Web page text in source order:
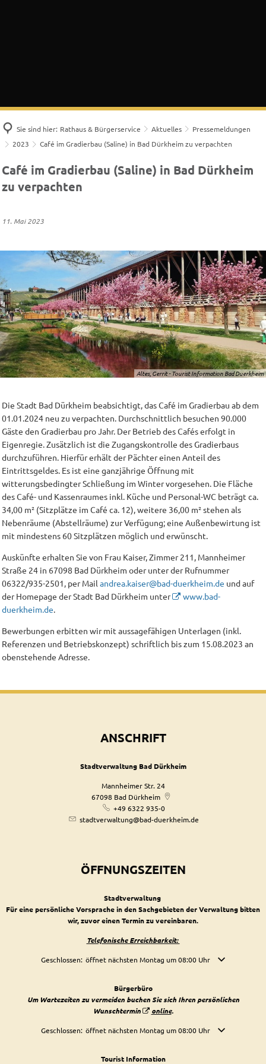
Sie sind hier: Rathaus & Bürgerservice Aktuelles
Pressemeldungen
2023
Café im Gradierbau (Saline) in Bad Dürkheim zu verpachten
Café im Gradierbau (Saline) in Bad Dürkheim
zu verpachten
11. Mai 2023
Altes, Gerrit - Tourist Information Bad Duerkheim
Die Stadt Bad Dürkheim beabsichtigt, das Café im Gradierbau ab dem
01.01.2024 neu zu verpachten. Durchschnittlich besuchen 90.000
Gäste den Gradierbau pro Jahr. Der Betrieb des Cafés erfolgt in
Eigenregie. Zusätzlich ist die Zugangskontrolle des Gradierbaus
durchzuführen. Hierfür erhält der Pächter einen Anteil des
Eintrittsgeldes. Es ist eine ganzjährige Öffnung mit
witterungsbedingter Schließung im Winter vorgesehen. Die Fläche
des Café- und Kassenraumes inkl. Küche und Personal-WC beträgt ca.
34,00 m² (Sitzplätze im Café ca. 12), weitere 36,00 m² stehen als
Nebenräume (Abstellräume) zur Verfügung; eine Außenbewirtung ist
mit mindestens 60 Sitzplätzen möglich und erwünscht.
Auskünfte erhalten Sie von Frau Kaiser, Zimmer 211, Mannheimer
Straße 24 in 67098 Bad Dürkheim oder unter der Rufnummer
06322/935-2501, per Mail andrea.kaiser@bad-duerkheim.de und auf
der Homepage der Stadt Bad Dürkheim unter
www.bad-
duerkheim.de
Bewerbungen erbitten wir mit aussagefähigen Unterlagen (inkl.
Referenzen und Betriebskonzept) schriftlich bis zum 15.08.2023 an
obenstehende Adresse.
ANSCHRIFT
Stadtverwaltung Bad Dürkheim
Mannheimer Str. 24
67098 Bad Dürkheim
+49 6322 935-0
stadtverwaltung@bad-duerkheim.de
ÖFFNUNGSZEITEN
Stadtverwaltung
Für eine persönliche Vorsprache in den Sachgebieten der Verwaltung bitten
wir, zuvor einen Termin zu vereinbaren.
Telefonische Erreichbarkeit:
Klicken, um weitere Öffnungs- oder Schließzeiten auszublenden
Geschlossen: öffnet nächsten Montag um 08:00 Uhr
Bürgerbüro
Um Wartezeiten zu vermeiden buchen Sie sich Ihren persönlichen
Wunschtermin
online.
Klicken, um weitere Öffnungs- oder Schließzeiten auszublenden
Geschlossen: öffnet nächsten Montag um 08:00 Uhr
Tourist Information